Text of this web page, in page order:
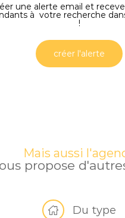
une alerte email et
à votre recherche
!
créer l'alerte
Mais aussi
propose
Du type